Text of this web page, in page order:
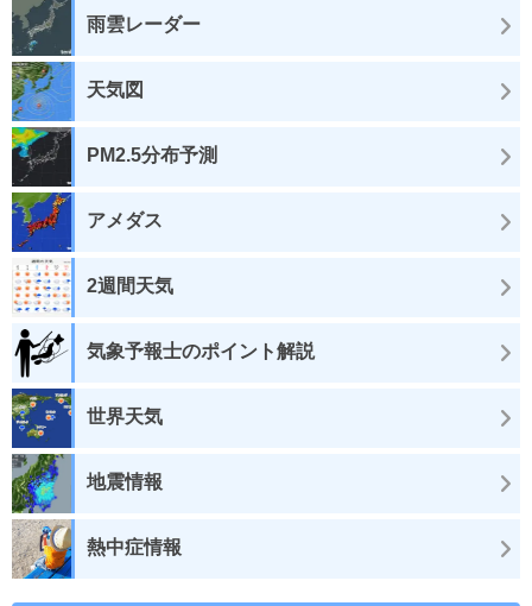
雨雲レーダー
天気図
PM2.5分布予測
アメダス
2週間天気
気象予報士のポイント解説
世界天気
地震情報
熱中症情報